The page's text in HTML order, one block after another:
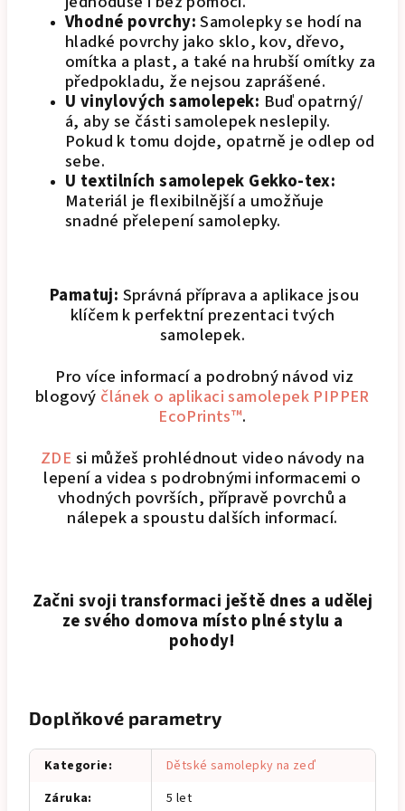
Vhodné povrchy:Samolepky se hodí na
hladké povrchy jako sklo, kov, dřevo,
omítka a plast, a také na hrubší omítky za
předpokladu, že nejsou zaprášené.
U vinylových samolepek: Buď opatrný/
á, aby se části samolepek neslepily.
Pokud k tomu dojde, opatrně je odlep od
sebe.
U textilních samolepek Gekko-tex:
Materiál je flexibilnější a umožňuje
snadné přelepení samolepky.
Pamatuj: Správná příprava a aplikace jsou
klíčem k perfektní prezentaci tvých
samolepek.
Pro více informací a podrobný návod viz
blogový článek o aplikaci samolepek PIPPER
EcoPrints™.
ZDE si můžeš prohlédnout video návody na
lepení a videa s podrobnými informacemi o
vhodných površích, přípravě povrchů a
nálepek a spoustu dalších informací.
Začni svoji transformaci ještě dnes a udělej
ze svého domova místo plné stylu a
pohody!
Doplňkové parametry
Kategorie:
Dětské samolepky na zeď
Záruka:
5 let